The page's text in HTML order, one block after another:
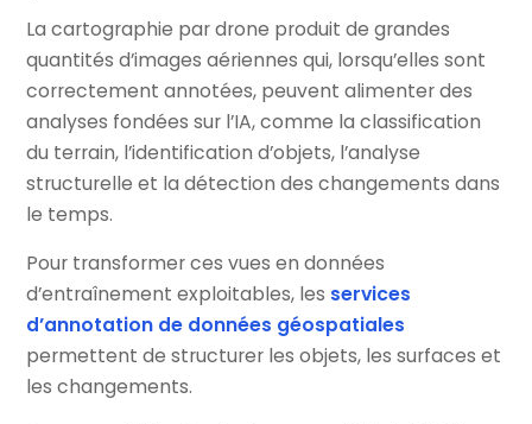
La cartographie par drone produit de grandes
quantités d’images aériennes qui, lorsqu’elles sont
correctement annotées, peuvent alimenter des
analyses fondées sur l’IA, comme la classification
du terrain, l’identification d’objets, l’analyse
structurelle et la détection des changements dans
le temps.
Pour transformer ces vues en données
d’entraînement exploitables, les services
d’annotation de données géospatiales
permettent de structurer les objets, les surfaces et
les changements.